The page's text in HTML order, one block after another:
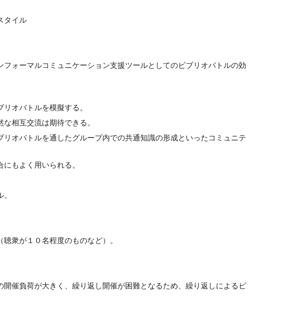
タイル
ォーマルコミュニケーション支援ツールとしてのビブリオバトルの効
オバトルを模擬する。
相互交流は期待できる。
オバトルを通したグループ内での共通知識の形成といったコミュニテ
もよく用いられる。
衆が１０名程度のものなど）。
催負荷が大きく、繰り返し開催が困難となるため、繰り返しによるビ